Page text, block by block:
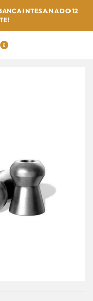
INTESA NA DO 12
0